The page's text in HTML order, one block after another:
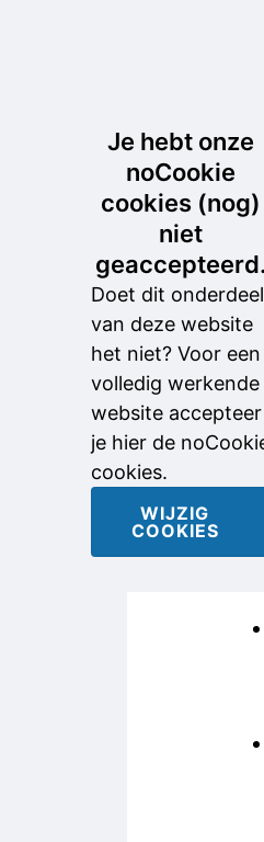
Je hebt onze
noCookie
cookies (nog)
niet
geaccepteerd.
Doet dit onderdeel
van deze website
het niet? Voor een
volledig werkende
website accepteer
je hier de
cookies.
WIJZIG
COOKIES
van
niet
Ze